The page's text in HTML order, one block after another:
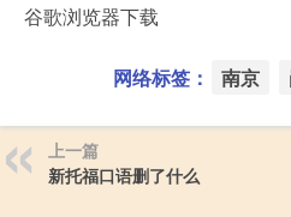
谷歌浏览器下载
网络标签： 南京
上一篇
新托福口语删了什么